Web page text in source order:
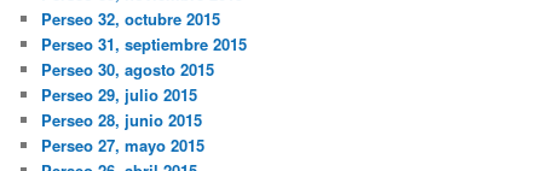
Perseo 32, octubre 2015
Perseo 31, septiembre 2015
Perseo 30, agosto 2015
Perseo 29, julio 2015
Perseo 28, junio 2015
Perseo 27, mayo 2015